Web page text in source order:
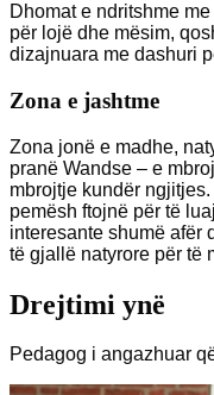
Dhomat e ndritshme
për lojë dhe mësim,
dizajnuara me dashuri
Zona e jashtme
Zona jonë e madhe,
pranë Wandse – e
mbrojtje kundër
pemësh ftojnë për të
interesante shumë afër
të gjallë natyrore për të
Drejtimi ynë
Pedagog i angazhuar